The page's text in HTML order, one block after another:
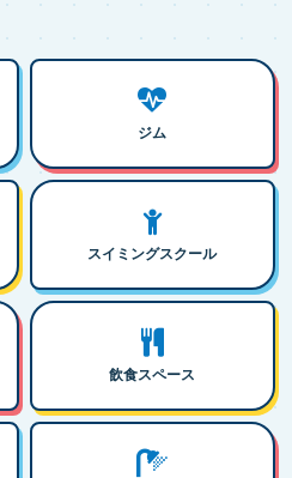
ジム
スイミングスクール
飲食スペース